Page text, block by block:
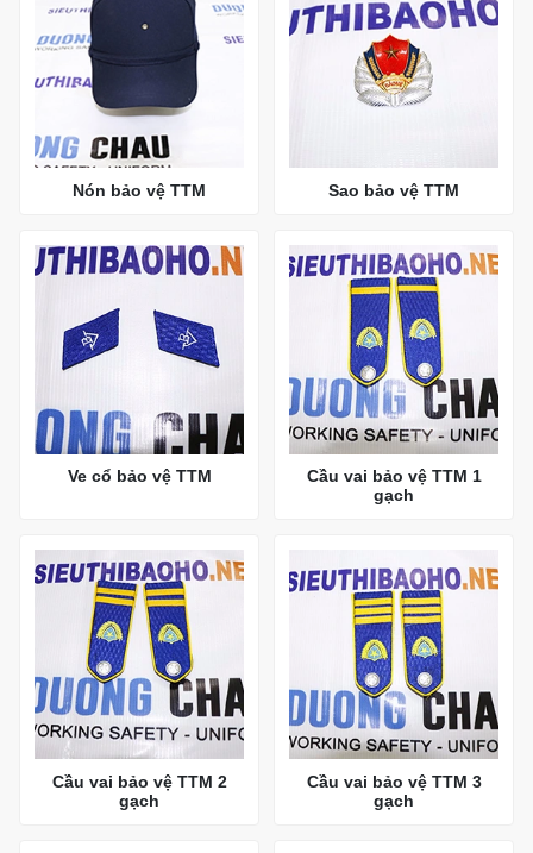
Nón bảo vệ TTM Sao bảo vệ TTM
Ve cổ bảo vệ TTM
Cầu vai bảo vệ TTM 1
gạch
Cầu vai bảo vệ TTM 2
gạch
Cầu vai bảo vệ TTM 3
gạch